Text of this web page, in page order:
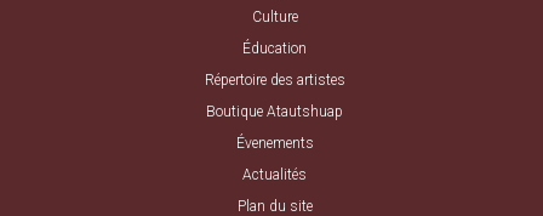
Culture
Éducation
Répertoire des artistes
Boutique Atautshuap
Évenements
Actualités
Plan du site